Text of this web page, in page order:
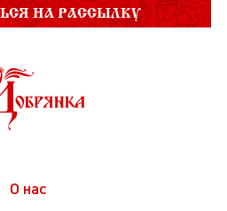
НА РАССЫЛКУ
О нас